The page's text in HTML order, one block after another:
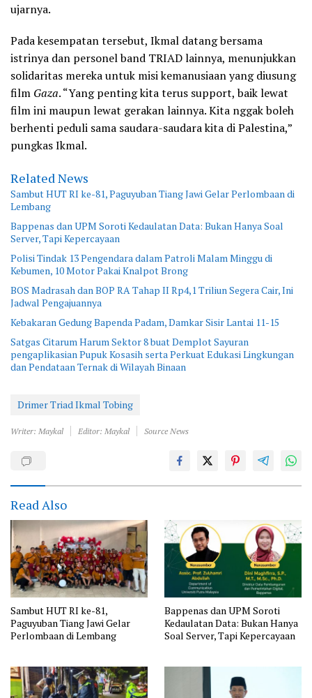
ujarnya.
Pada kesempatan tersebut, Ikmal datang bersama
istrinya dan personel band TRIAD lainnya, menunjukkan
solidaritas mereka untuk misi kemanusiaan yang diusung
film Gaza. “Yang penting kita terus support, baik lewat
film ini maupun lewat gerakan lainnya. Kita nggak boleh
berhenti peduli sama saudara-saudara kita di Palestina,”
pungkas Ikmal.
Related News
Sambut HUT RI ke-81, Paguyuban Tiang Jawi Gelar Perlombaan di
Lembang
Bappenas dan UPM Soroti Kedaulatan Data: Bukan Hanya Soal
Server, Tapi Kepercayaan
Polisi Tindak 13 Pengendara dalam Patroli Malam Minggu di
Kebumen, 10 Motor Pakai Knalpot Brong
BOS Madrasah dan BOP RA Tahap II Rp4,1 Triliun Segera Cair, Ini
Jadwal Pengajuannya
Kebakaran Gedung Bapenda Padam, Damkar Sisir Lantai 11-15
Satgas Citarum Harum Sektor 8 buat Demplot Sayuran
pengaplikasian Pupuk Kosasih serta Perkuat Edukasi Lingkungan
dan Pendataan Ternak di Wilayah Binaan
Drimer Triad Ikmal Tobing
Writer: Maykal Editor: Maykal Source News
Read Also
Sambut HUT RI ke-81,
Paguyuban Tiang Jawi Gelar
Perlombaan di Lembang
Bappenas dan UPM Soroti
Kedaulatan Data: Bukan Hanya
Soal Server, Tapi Kepercayaan